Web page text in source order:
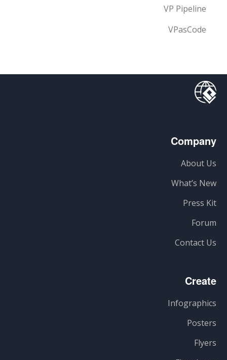
VP Pipeline
VPasCode
Company
About Us
What’s New
Press Kit
Forum
Contact Us
Create
Infographics
Posters
Flyers